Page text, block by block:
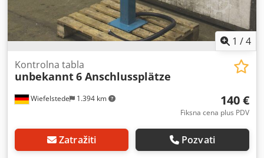
1 /4
Wiefelstede 1.394 km
Kontrolna tabla
unbekannt6 Anschlussplätze
140 €
Fiksna cena plus PDV
Zatražiti Pozvati